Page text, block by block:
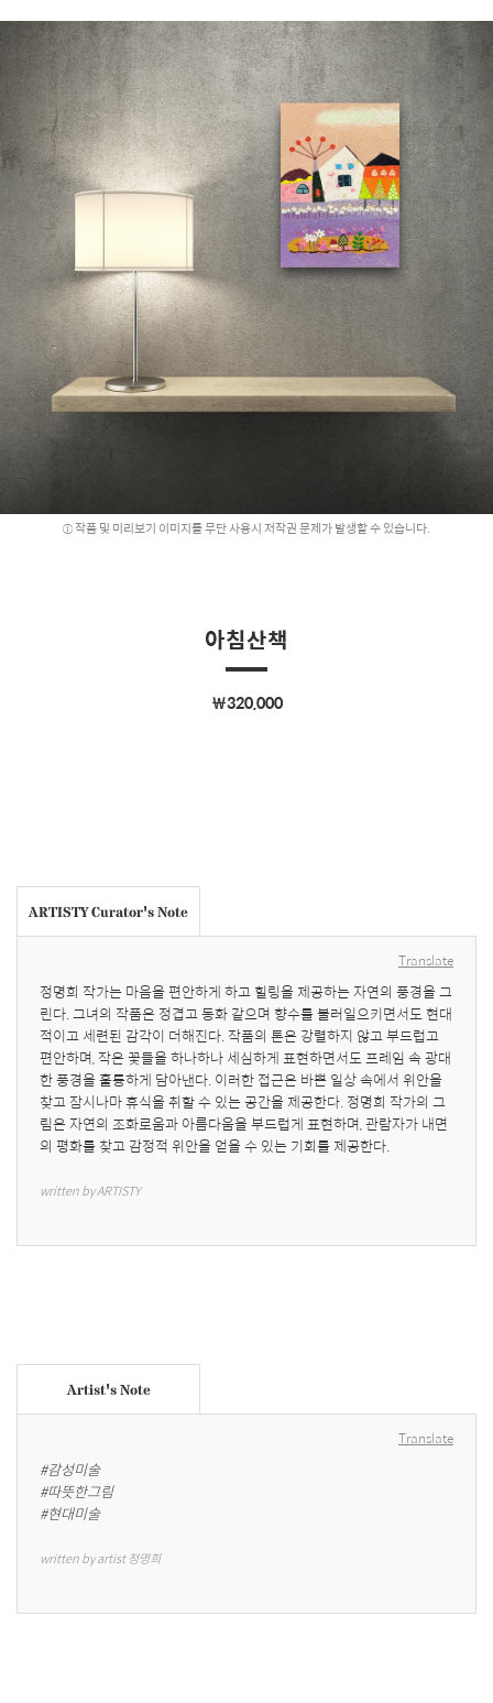
작품 및 미리보기 이미지를 무단 사용시 저작권 문제가 발생할 수 있습니다.
아침산책
￦320,000
ARTISTY Curator's Note
Translate
정명희 작가는 마음을 편안하게 하고 힐링을 제공하는 자연의 풍경을 그
린다. 그녀의 작품은 정겹고 동화 같으며 향수를 불러일으키면서도 현대
적이고 세련된 감각이 더해진다. 작품의 톤은 강렬하지 않고 부드럽고
편안하며, 작은 꽃들을 하나하나 세심하게 표현하면서도 프레임 속 광대
한 풍경을 훌륭하게 담아낸다. 이러한 접근은 바쁜 일상 속에서 위안을
찾고 잠시나마 휴식을 취할 수 있는 공간을 제공한다. 정명희 작가의 그
림은 자연의 조화로움과 아름다움을 부드럽게 표현하며, 관람자가 내면
의 평화를 찾고 감정적 위안을 얻을 수 있는 기회를 제공한다.
written by ARTISTY
Artist's Note
Translate
#감성미술
#따뜻한그림
#현대미술
written by artist 정명희